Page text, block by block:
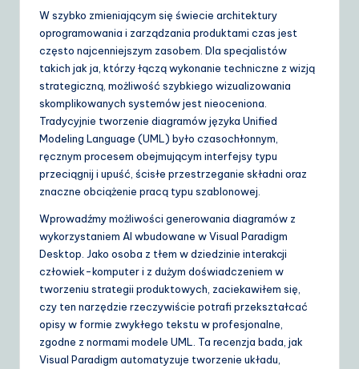
o
D
ai
ly
G
ui
o
A
W szybko zmieniającym się świecie architektury
oprogramowania i zarządzania produktami czas jest
często najcenniejszym zasobem. Dla specjalistów
takich jak ja, którzy łączą wykonanie techniczne z wizją
strategiczną, możliwość szybkiego wizualizowania
skomplikowanych systemów jest nieoceniona.
Tradycyjnie tworzenie diagramów języka Unified
Modeling Language (UML) było czasochłonnym,
ręcznym procesem obejmującym interfejsy typu
przeciągnij i upuść, ścisłe przestrzeganie składni oraz
znaczne obciążenie pracą typu szablonowej.
Wprowadźmy możliwości generowania diagramów z
wykorzystaniem AI wbudowane w Visual Paradigm
Desktop. Jako osoba z tłem w dziedzinie interakcji
człowiek-komputer i z dużym doświadczeniem w
tworzeniu strategii produktowych, zaciekawiłem się,
czy ten narzędzie rzeczywiście potrafi przekształcać
opisy w formie zwykłego tekstu w profesjonalne,
zgodne z normami modele UML. Ta recenzja bada, jak
Visual Paradigm automatyzuje tworzenie układu,